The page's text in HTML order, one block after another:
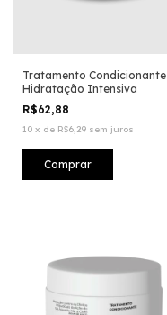
Tratamento Condicionante
Hidratação Intensiva
R$62,88
10 x de R$6,29 sem juros